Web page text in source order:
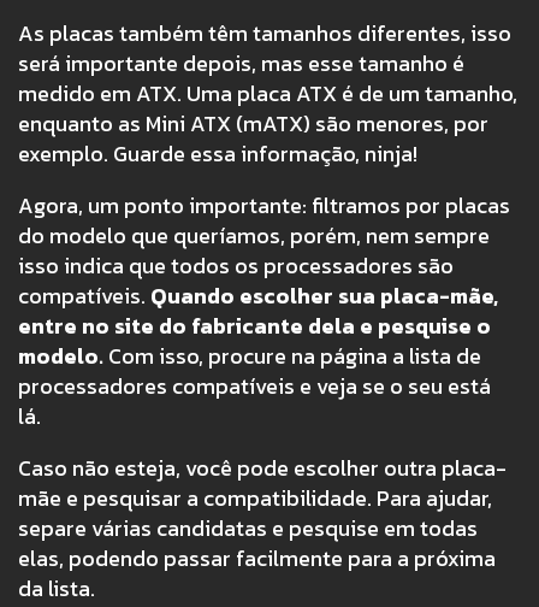
As placas também têm tamanhos diferentes, isso
será importante depois, mas esse tamanho é
medido em ATX. Uma placa ATX é de um tamanho,
enquanto as Mini ATX (mATX) são menores, por
exemplo. Guarde essa informação, ninja!
Agora, um ponto importante: filtramos por placas
do modelo que queríamos, porém, nem sempre
isso indica que todos os processadores são
compatíveis. Quando escolher sua placa-mãe,
entre no site do fabricante dela e pesquise o
modelo.Com isso, procure na página a lista de
processadores compatíveis e veja se o seu está
lá.
Caso não esteja, você pode escolher outra placa-
mãe e pesquisar a compatibilidade. Para ajudar,
separe várias candidatas e pesquise em todas
elas, podendo passar facilmente para a próxima
da lista.